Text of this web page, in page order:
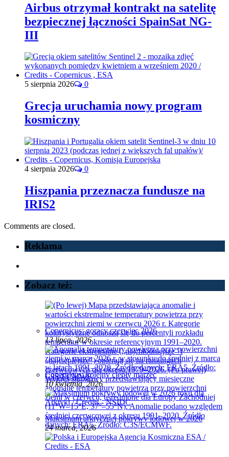
Airbus otrzymał kontrakt na satelitę
bezpiecznej łączności SpainSat NG-
III
5 sierpnia 2026 0
Grecja uruchamia nowy program
kosmiczny
4 sierpnia 2026 0
Hiszpania przeznacza fundusze na
IRIS2
Comments are closed.
Reklama
Zobacz też:
Copernicus: gorący czerwiec 2026
13 lipca, 2026
Copernicus: kolejny ciepły marzec
10 kwietnia, 2026
Maksimum arktycznej pokrywy lodowej w 2026
24 marca, 2026